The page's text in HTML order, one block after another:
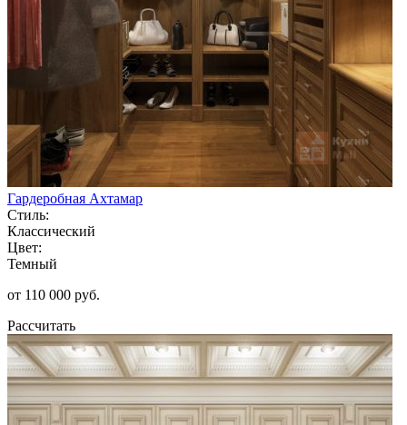
Гардеробная Ахтамар
Стиль:
Классический
Цвет:
Темный
от 110 000 руб.
Рассчитать